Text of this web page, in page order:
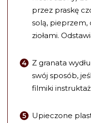
przez praskę
solą, pieprzem,
ziołami.
Z granata
swój sposób,
filmiki
Upieczone